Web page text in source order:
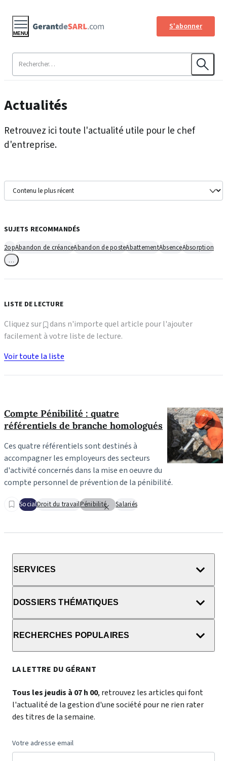
S'abonner
MENU
Actualités
Retrouvez ici toute l'actualité utile pour le chef
d'entreprise.
Compte Pénibilité : quatre
référentiels de branche homologués
Ces quatre référentiels sont destinés à
accompagner les employeurs des secteurs
d'activité concernés dans la mise en oeuvre du
compte personnel de prévention de la pénibilité.
SocialDroit du travailPénibilité Salariés
SUJETS RECOMMANDÉS
2opAbandon de créanceAbandon de posteAbattementAbsenceAbsorption
LISTE DE LECTURE
Cliquez sur
dans n'importe quel article pour l'ajouter
facilement à votre liste de lecture.
Voir toute la liste
SERVICES
DOSSIERS THÉMATIQUES
RECHERCHES POPULAIRES
LA LETTRE DU GÉRANT
Tous les jeudis à 07 h 00, retrouvez les articles qui font
l'actualité de la gestion d'une société pour ne rien rater
des titres de la semaine.
Votre adresse email